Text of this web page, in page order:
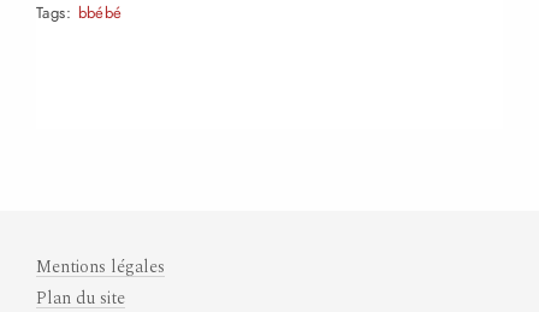
Tags: bbébé
Mentions légales
Plan du site